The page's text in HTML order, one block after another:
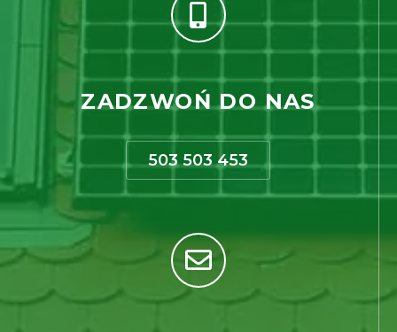
ZADZWOŃ DO NAS
503 503 453